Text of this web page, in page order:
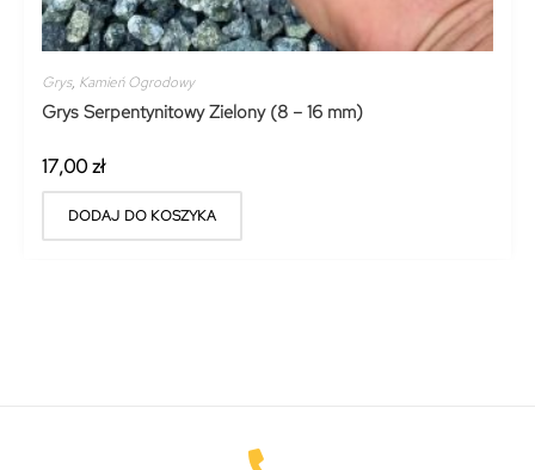
Grys, Kamień Ogrodowy
Grys Serpentynitowy Zielony (8 – 16 mm)
17,00zł
DODAJ DO KOSZYKA